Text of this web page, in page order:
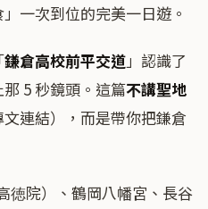
一次到位的完美一日遊。
鎌倉高校前平交道」認識了
5 秒鏡頭。這篇不講聖地
文連結），而是帶你把鎌倉
徳院）、鶴岡八幡宮、長谷